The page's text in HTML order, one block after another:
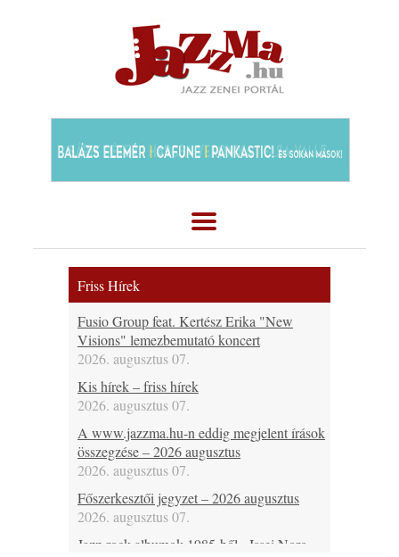
Friss Hírek
Fusio Group feat. Kertész Erika "New
Visions" lemezbemutató koncert
2026. augusztus 07.
Kis hírek – friss hírek
2026. augusztus 07.
A www.jazzma.hu-n eddig megjelent írások
összegzése – 2026 augusztus
2026. augusztus 07.
Főszerkesztői jegyzet – 2026 augusztus
2026. augusztus 07.
Jazz-rock albumok 1985-ből - Issei Noro